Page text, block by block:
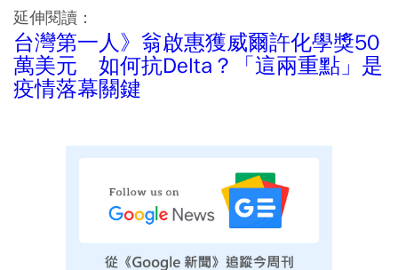
延伸閱讀：
台灣第一人》翁啟惠獲威爾許化學獎50
萬美元 如何抗Delta？「這兩重點」是
疫情落幕關鍵